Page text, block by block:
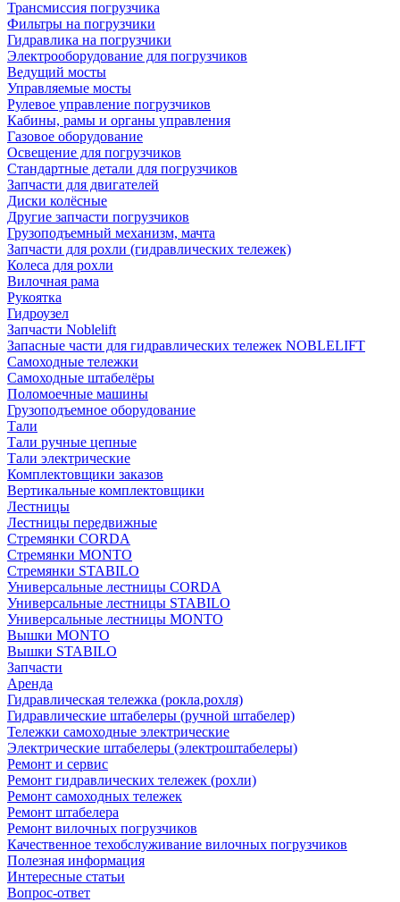
Трансмиссия погрузчика
Фильтры на погрузчики
Гидравлика на погрузчики
Электрооборудование для погрузчиков
Ведущий мосты
Управляемые мосты
Рулевое управление погрузчиков
Кабины, рамы и органы управления
Газовое оборудование
Освещение для погрузчиков
Стандартные детали для погрузчиков
Запчасти для двигателей
Диски колёсные
Другие запчасти погрузчиков
Грузоподъемный механизм, мачта
Запчасти для рохли (гидравлических тележек)
Колеса для рохли
Вилочная рама
Рукоятка
Гидроузел
Запчасти Noblelift
Запасные части для гидравлических тележек NOBLELIFT
Самоходные тележки
Самоходные штабелёры
Поломоечные машины
Грузоподъемное оборудование
Тали
Тали ручные цепные
Тали электрические
Комплектовщики заказов
Вертикальные комплектовщики
Лестницы
Лестницы передвижные
Стремянки CORDA
Стремянки MONTO
Стремянки STABILO
Универсальные лестницы CORDA
Универсальные лестницы STABILO
Универсальные лестницы MONTO
Вышки MONTO
Вышки STABILO
Запчасти
Аренда
Гидравлическая тележка (рокла,рохля)
Гидравлические штабелеры (ручной штабелер)
Тележки самоходные электрические
Электрические штабелеры (электроштабелеры)
Ремонт и сервис
Ремонт гидравлических тележек (рохли)
Ремонт самоходных тележек
Ремонт штабелера
Ремонт вилочных погрузчиков
Качественное техобслуживание вилочных погрузчиков
Полезная информация
Интересные статьи
Вопрос-ответ